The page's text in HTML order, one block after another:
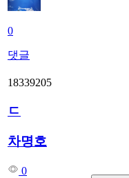
0
댓글
18339205
ㄷ
차명호
0